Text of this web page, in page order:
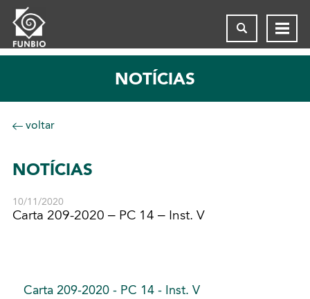
NOTÍCIAS
voltar
NOTÍCIAS
10/11/2020
Carta 209-2020 – PC 14 – Inst. V
Carta 209-2020 - PC 14 - Inst. V